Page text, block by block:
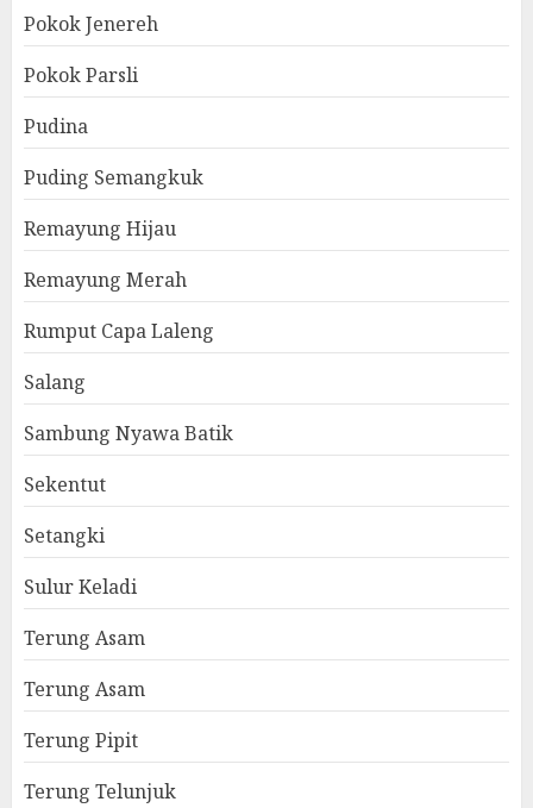
Pokok Jenereh
Pokok Parsli
Pudina
Puding Semangkuk
Remayung Hijau
Remayung Merah
Rumput Capa Laleng
Salang
Sambung Nyawa Batik
Sekentut
Setangki
Sulur Keladi
Terung Asam
Terung Asam
Terung Pipit
Terung Telunjuk